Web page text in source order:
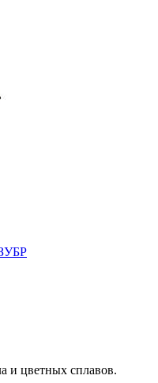
и цветных сплавов.